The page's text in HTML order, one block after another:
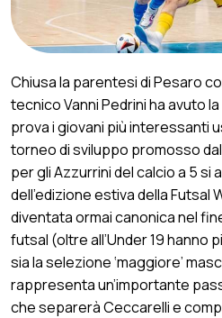
Chiusa la parentesi di Pesaro con
tecnico Vanni Pedrini ha avuto
prova i giovani più interessanti
torneo di sviluppo promosso
per gli Azzurrini del calcio a 5 si
dell’edizione estiva della Futsal
diventata ormai canonica nel
futsal (oltre all’Under 19 hanno
sia la selezione ‘maggiore’
rappresenta un’importante
che separerà Ceccarelli e